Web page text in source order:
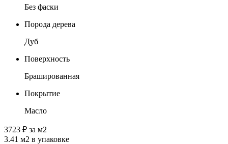
Без фаски
Порода дерева
Дуб
Поверхность
Брашированная
Покрытие
Масло
3723 ₽ за м2
3.41 м2 в упаковке